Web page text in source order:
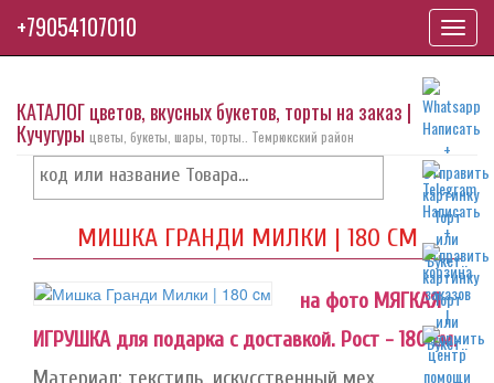
КАТАЛОГ цветов, вкусных букетов, торты на заказ |
Кучугуры цветы, букеты, шары, торты.. Темрюкский район
МИШКА ГРАНДИ МИЛКИ | 180 CМ
на фото МЯГКАЯ
ИГРУШКА для подарка с доставкой. Рост - 180 см.
+79054107010